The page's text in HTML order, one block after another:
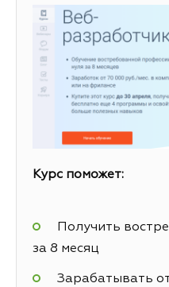
Курс поможет:
Получить
за 8 месяц
Зарабатывать